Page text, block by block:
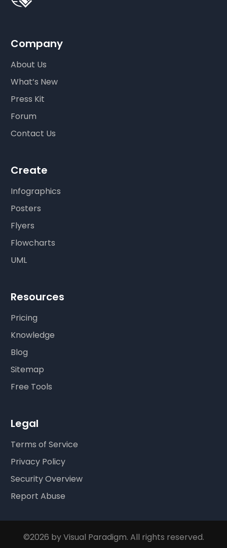
Company
About Us
What’s New
Press Kit
Forum
Contact Us
Create
Infographics
Posters
Flyers
Flowcharts
UML
Resources
Pricing
Knowledge
Blog
Sitemap
Free Tools
Legal
Terms of Service
Privacy Policy
Security Overview
Report Abuse
©2026 by Visual Paradigm. All rights reserved.